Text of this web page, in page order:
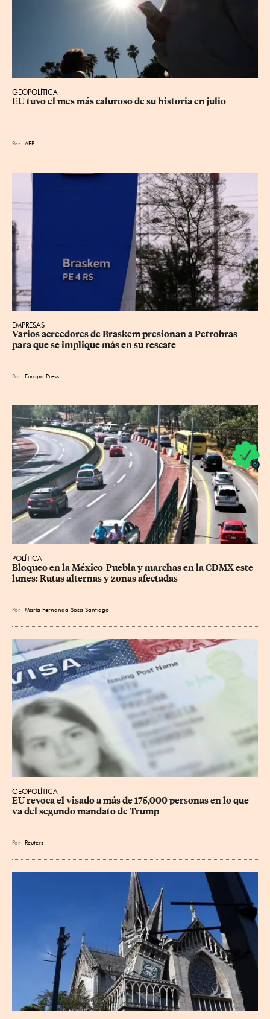
GEOPOLÍTICA
EU tuvo el mes más caluroso de su historia en julio
Por AFP
EMPRESAS
Varios acreedores de Braskem presionan a Petrobras
para que se implique más en su rescate
Por Europa Press
POLÍTICA
Bloqueo en la México-Puebla y marchas en la CDMX este
lunes: Rutas alternas y zonas afectadas
Por María Fernanda Sosa Santiago
GEOPOLÍTICA
EU revoca el visado a más de 175,000 personas en lo que
va del segundo mandato de Trump
Por Reuters